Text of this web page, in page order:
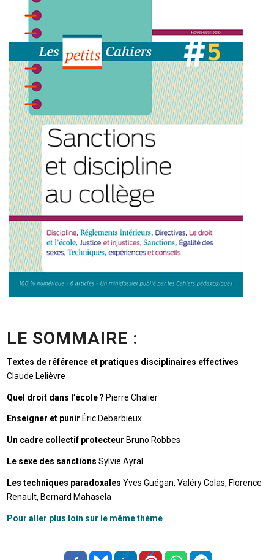
LE SOMMAIRE :
Textes de référence et pratiques disciplinaires effectives
Claude Lelièvre
Quel droit dans l’école ? Pierre Chalier
Enseigner et punir Éric Debarbieux
Un cadre collectif protecteur Bruno Robbes
Le sexe des sanctions Sylvie Ayral
Les techniques paradoxales Yves Guégan, Valéry Colas, Florence
Renault, Bernard Mahasela
Pour aller plus loin sur le même thème